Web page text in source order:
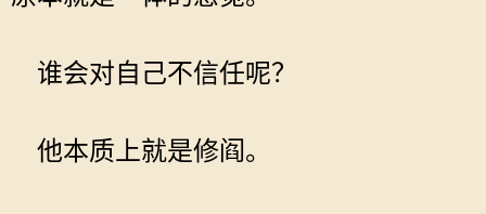
谁会对自己不信任呢？
他本质上就是修阎。